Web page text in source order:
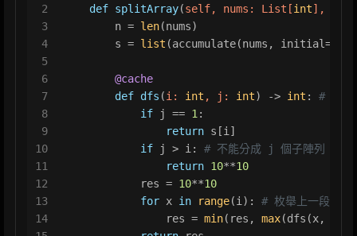
2
3
4
5
6
7
8
9
10
11
12
13
14
def splitArray(self, nums: List [int], k:
        n =
len(nums)
        s =
list (accumulate(nums, initial=
        @cache
def dfs (i: int , j: int) -> int : # 前 i
if j == 1:
return s[i]
if j > i: # 不能分成 j 個子陣列
return 10**10
            res =
10**10
for x in range(i): # 枚舉上一段的
                res =
min(res, max(dfs(x, j -